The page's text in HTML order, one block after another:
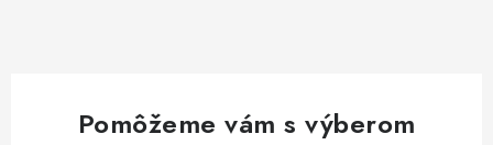
Pomôžeme vám s výberom